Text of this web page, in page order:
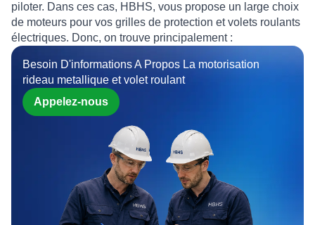
piloter. Dans ces cas, HBHS, vous propose un large choix
de moteurs pour vos grilles de protection etvolets roulants
électriques. Donc, on trouve principalement :
Besoin D'informations A Propos La motorisation
rideau metallique et volet roulant
Appelez-nous